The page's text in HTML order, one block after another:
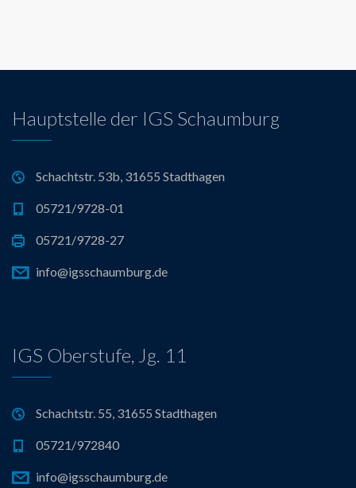
Hauptstelle der IGS Schaumburg
Schachtstr. 53b, 31655 Stadthagen
05721/9728-01
05721/9728-27
info@igsschaumburg.de
IGS Oberstufe, Jg. 11
Schachtstr. 55, 31655 Stadthagen
05721/972840
info@igsschaumburg.de